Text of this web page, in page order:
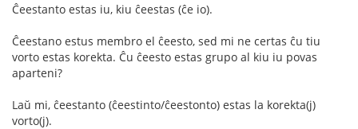
Ĉeestanto estas iu, kiu ĉeestas (ĉe io).
Ĉeestano estus membro el ĉeesto, sed mi ne certas ĉu tiu
vorto estas korekta. Ĉu ĉeesto estas grupo al kiu iu povas
aparteni?
Laŭ mi, ĉeestanto (ĉeestinto/ĉeestonto) estas la korekta(j)
vorto(j).